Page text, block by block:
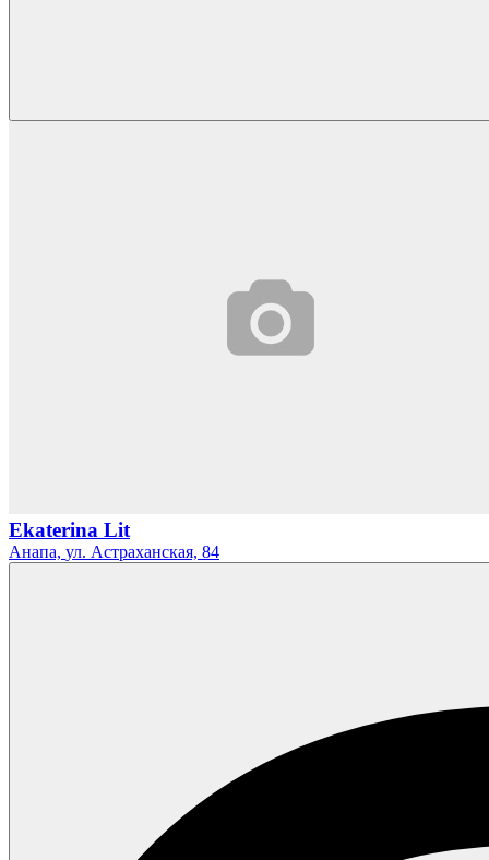
Ekaterina Lit
Анапа, ул. Астраханская, 84